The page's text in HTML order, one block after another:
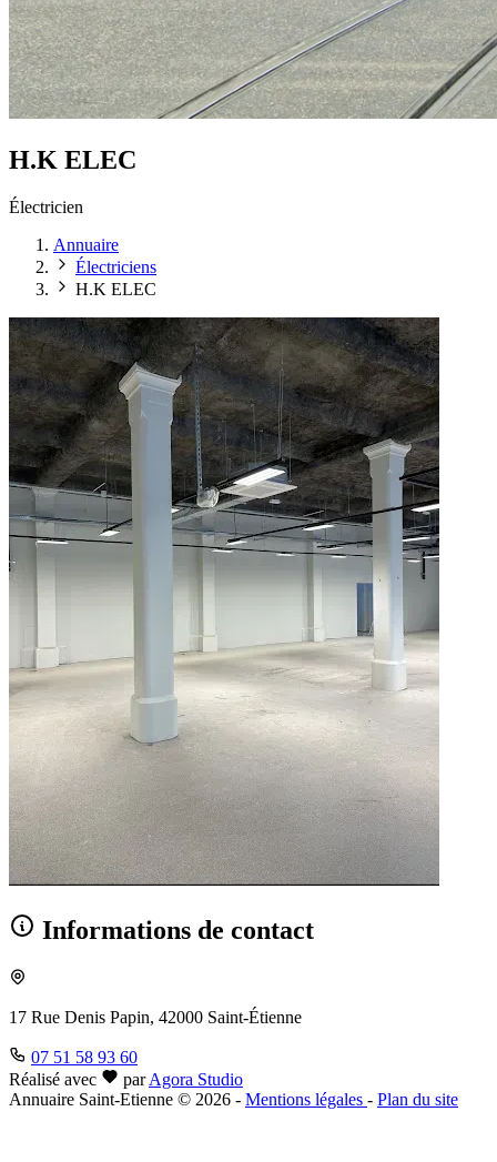
H.K ELEC
Électricien
Annuaire
Électriciens
H.K ELEC
Informations de contact
17 Rue Denis Papin, 42000 Saint-Étienne
07 51 58 93 60
Réalisé avec
par Agora Studio
Annuaire Saint-Etienne © 2026 - Mentions légales - Plan du site